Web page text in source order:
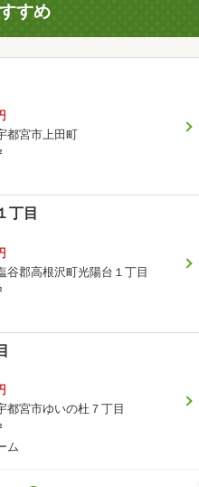
すめ
都宮市上田町
丁目
谷郡高根沢町光陽台１丁目
都宮市ゆいの杜７丁目
ム